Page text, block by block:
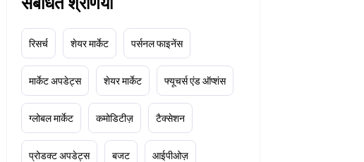
रिसर्च शेयर मार्केट पर्सनल फाइनेंस
मार्केट अपडेट्स शेयर मार्केट फ्यूचर्स एंड ऑप्शंस
ग्लोबल मार्केट कमोडिटीज़ टैक्सेशन
प्रोडक्ट अपडेट्स बजट आईपीओज़